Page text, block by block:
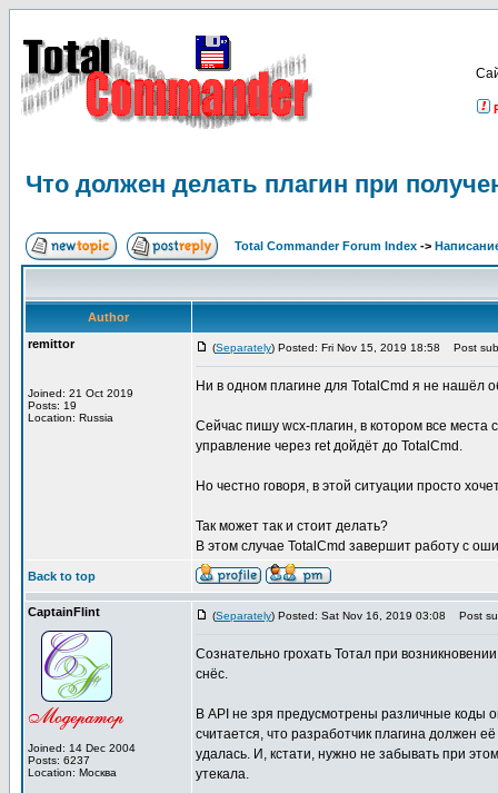
Что должен делать плагин при
Total Commander Forum Index ->
Author
remittor
Joined: 21 Oct 2019
Posts: 19
Location: Russia
(Separately) Posted: Fri Nov 15, 2019 18:58 Post
Ни в одном плагине для TotalCmd я не нашёл
Сейчас пишу wcx-плагин, в котором все
управление через ret дойдёт до TotalCmd.
Но честно говоря, в этой ситуации просто
Так может так и стоит делать?
В этом случае TotalCmd завершит работу с
Back to top
CaptainFlint
Joined: 14 Dec 2004
Posts: 6237
Location: Москва
(Separately) Posted: Sat Nov 16, 2019 03:08 Post
Сознательно грохать Тотал при
снёс.
В API не зря предусмотрены различные коды
считается, что разработчик плагина должен
удалась. И, кстати, нужно не забывать при
утекала.